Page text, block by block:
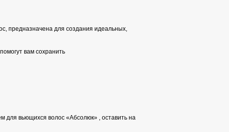
предназначена для создания идеальных,
вам сохранить
для вьющихся волос «Абсолюк» , оставить на